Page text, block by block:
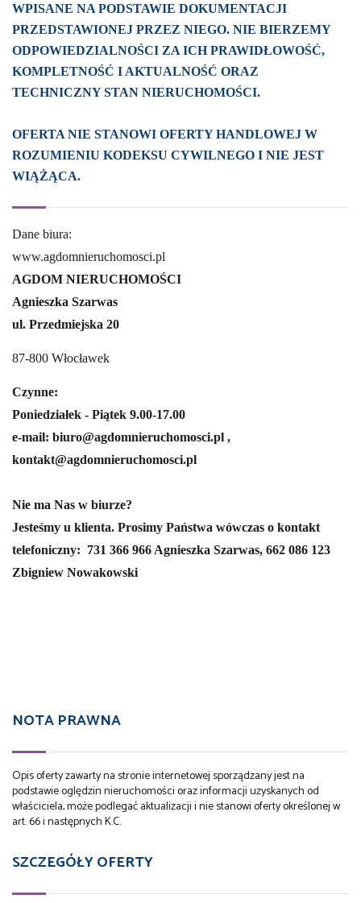
WPISANE NA PODSTAWIE DOKUMENTACJI
PRZEDSTAWIONEJ PRZEZ NIEGO. NIE BIERZEMY
ODPOWIEDZIALNOŚCI ZA ICH PRAWIDŁOWOŚĆ,
KOMPLETNOŚĆ I AKTUALNOŚĆ ORAZ
TECHNICZNY STAN NIERUCHOMOŚCI.
OFERTA NIE STANOWI OFERTY HANDLOWEJ W
ROZUMIENIU KODEKSU CYWILNEGO I NIE JEST
WIĄŻĄCA.
Dane biura:
www.agdomnieruchomosci.pl
AGDOM NIERUCHOMOŚCI
Agnieszka Szarwas
ul. Przedmiejska 20
87-800 Włocławek
Czynne:
Poniedziałek - Piątek 9.00-17.00
e-mail: biuro@agdomnieruchomosci.pl ,
kontakt@agdomnieruchomosci.pl
Nie ma Nas w biurze?
Jesteśmy u klienta. Prosimy Państwa wówczas o kontakt
telefoniczny: 731 366 966 Agnieszka Szarwas, 662 086 123
Zbigniew Nowakowski
NOTA PRAWNA
Opis oferty zawarty na stronie internetowej sporządzany jest na
podstawie oględzin nieruchomości oraz informacji uzyskanych od
właściciela, może podlegać aktualizacji i nie stanowi oferty określonej w
art. 66 i następnych K.C.
SZCZEGÓŁY OFERTY